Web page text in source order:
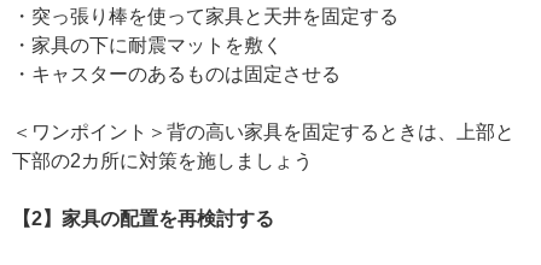
・突っ張り棒を使って家具と天井を固定する
・家具の下に耐震マットを敷く
・キャスターのあるものは固定させる
＜ワンポイント＞背の高い家具を固定するときは、上部と
下部の2カ所に対策を施しましょう
【2】家具の配置を再検討する